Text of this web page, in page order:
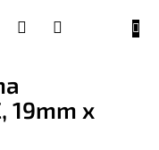
19mm x